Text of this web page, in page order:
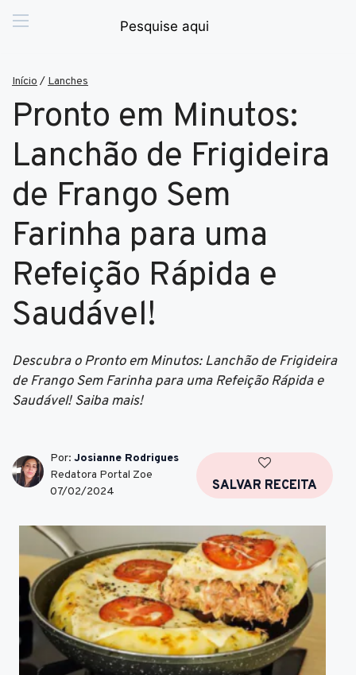
Início / Lanches
Pronto em Minutos:
Lanchão de Frigideira
de Frango Sem
Farinha para uma
Refeição Rápida e
Saudável!
Descubra o Pronto em Minutos: Lanchão de Frigideira
de Frango Sem Farinha para uma Refeição Rápida e
Saudável! Saiba mais!
Por: Josianne Rodrigues
Redatora Portal Zoe
07/02/2024
SALVAR RECEITA